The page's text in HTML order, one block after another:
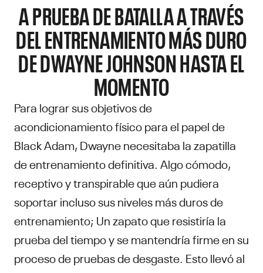
A PRUEBA DE BATALLA A TRAVÉS
DEL ENTRENAMIENTO MÁS DURO
DE DWAYNE JOHNSON HASTA EL
MOMENTO
Para lograr sus objetivos de
acondicionamiento físico para el papel de
Black Adam, Dwayne necesitaba la zapatilla
de entrenamiento definitiva. Algo cómodo,
receptivo y transpirable que aún pudiera
soportar incluso sus niveles más duros de
entrenamiento; Un zapato que resistiría la
prueba del tiempo y se mantendría firme en su
proceso de pruebas de desgaste. Esto llevó al